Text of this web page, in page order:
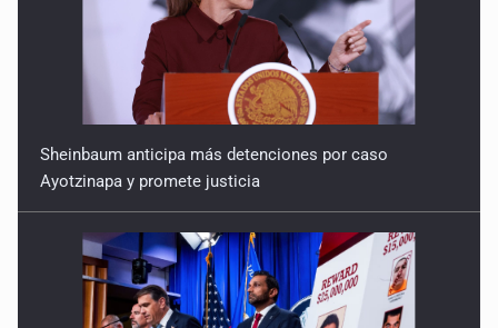
Sheinbaum anticipa más detenciones por caso
Ayotzinapa y promete justicia